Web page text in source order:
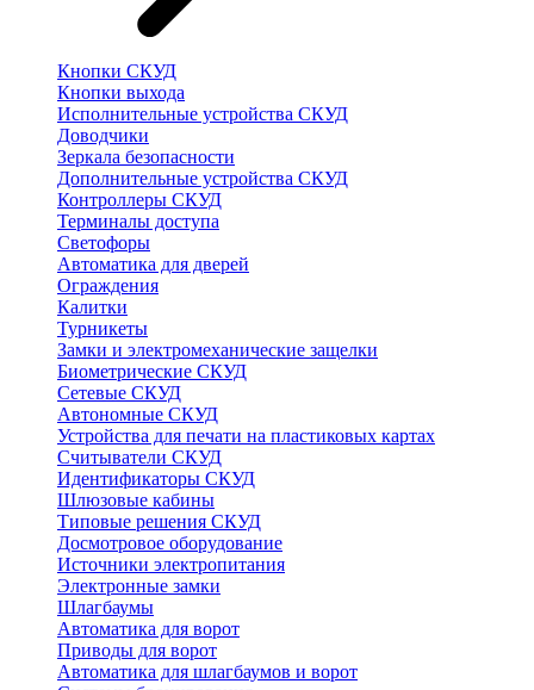
Кнопки СКУД
Кнопки выхода
Исполнительные устройства СКУД
Доводчики
Зеркала безопасности
Дополнительные устройства СКУД
Контроллеры СКУД
Терминалы доступа
Светофоры
Автоматика для дверей
Ограждения
Калитки
Турникеты
Замки и электромеханические защелки
Биометрические СКУД
Сетевые СКУД
Автономные СКУД
Устройства для печати на пластиковых картах
Считыватели СКУД
Идентификаторы СКУД
Шлюзовые кабины
Типовые решения СКУД
Досмотровое оборудование
Источники электропитания
Электронные замки
Шлагбаумы
Автоматика для ворот
Приводы для ворот
Автоматика для шлагбаумов и ворот